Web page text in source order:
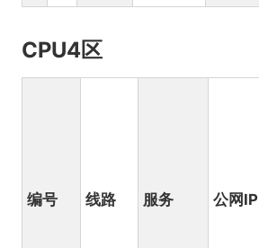
CPU4区
编号 线路 服务 公网IP